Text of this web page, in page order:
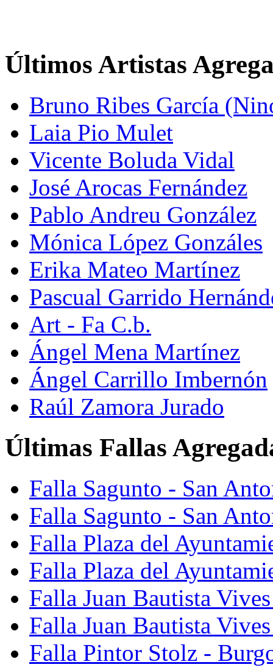
Últimos Artistas
Bruno Ribes García
Laia Pio Mulet
Vicente Boluda Vidal
José Arocas Fernández
Pablo Andreu González
Mónica López Gonzáles
Erika Mateo Martínez
Pascual Garrido
Art - Fa C.b.
Ángel Mena Martínez
Ángel Carrillo Imbernón
Raúl Zamora Jurado
Últimas Fallas
Falla Sagunto - San
Falla Sagunto - San
Falla Plaza del
Falla Plaza del
Falla Juan Bautista
Falla Juan Bautista
Falla Pintor Stolz -